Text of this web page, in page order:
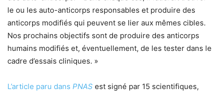
le ou les auto-anticorps responsables et produire des
anticorps modifiés qui peuvent se lier aux mêmes cibles.
Nos prochains objectifs sont de produire des anticorps
humains modifiés et, éventuellement, de les tester dans le
cadre d’essais cliniques. »
L’article paru dans PNAS est signé par 15 scientifiques,